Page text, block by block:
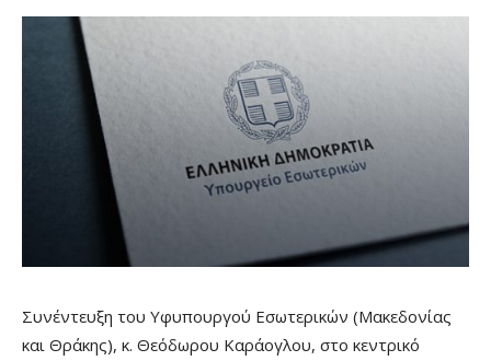
Συνέντευξη του Υφυπουργού Εσωτερικών (Μακεδονίας
και Θράκης), κ. Θεόδωρου Καράογλου, στο κεντρικό